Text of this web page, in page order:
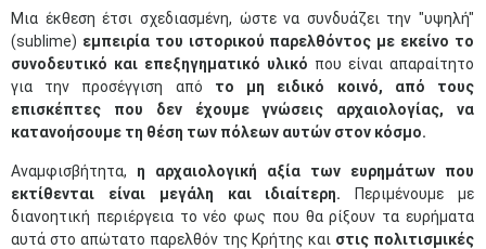
Μια έκθεση έτσι σχεδιασμένη, ώστε να συνδυάζει την "υψηλή"
(sublime) εμπειρία του ιστορικού παρελθόντος με εκείνο το
συνοδευτικό και επεξηγηματικό υλικό που είναι απαραίτητο
για την προσέγγιση από το μη ειδικό κοινό, από τους
επισκέπτες που δεν έχουμε γνώσεις αρχαιολογίας, να
κατανοήσουμε τη θέση των πόλεων αυτών στον κόσμο.
Αναμφισβήτητα, η αρχαιολογική αξία των ευρημάτων που
εκτίθενται είναι μεγάλη και ιδιαίτερη.
Περιμένουμε με
διανοητική περιέργεια το νέο φως που θα ρίξουν τα ευρήματα
αυτά στο απώτατο παρελθόν της Κρήτης και στις πολιτισμικές